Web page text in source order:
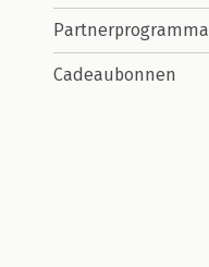
Partnerprogramma
Cadeaubonnen